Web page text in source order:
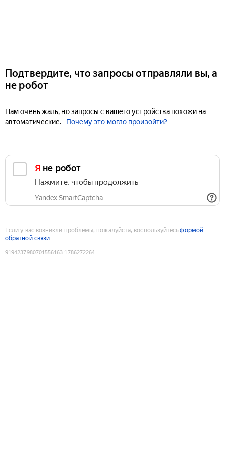
Подтвердите, что запросы отправляли вы, а
не робот
Нам очень жаль, но запросы с вашего устройства похожи на
автоматические.
Почему это могло произойти?
Я не робот
Нажмите, чтобы продолжить
Yandex SmartCaptcha
Если у вас возникли проблемы, пожалуйста, воспользуйтесьформой
обратной связи
9194237980701556163:1786272264